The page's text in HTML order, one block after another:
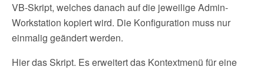
VB-Skript, welches danach auf die jeweilige Admin-
Workstation kopiert wird. Die Konfiguration muss nur
einmalig geändert werden.
Hier das Skript. Es erweitert das Kontextmenü für eine